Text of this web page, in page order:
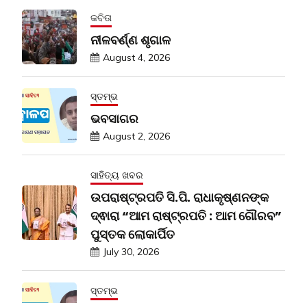
କବିତା
ନୀଳବର୍ଣ୍ଣ ଶୃଗାଳ
August 4, 2026
ସ୍ତମ୍ଭ
ଭବସାଗର
August 2, 2026
ସାହିତ୍ୟ ଖବର
ଉପରାଷ୍ଟ୍ରପତି ସି.ପି. ରାଧାକୃଷ୍ଣନଙ୍କ
ଦ୍ଵାରା “ଆମ ରାଷ୍ଟ୍ରପତି : ଆମ ଗୌରବ”
ପୁସ୍ତକ ଲୋକାର୍ପିତ
July 30, 2026
ସ୍ତମ୍ଭ